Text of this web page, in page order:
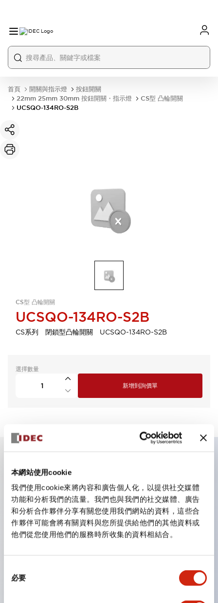
本網站使用cookie
我們使用cookie來將內容和廣告個人化，以提供社交媒體
功能和分析我們的流量。我們也與我們的社交媒體、廣告
和分析合作夥伴分享有關您使用我們網站的資料，這些合
作夥伴可能會將有關資料與您所提供給他們的其他資料或
他們從您使用他們的服務時所收集的資料相結合。
必要
首頁 開關與指示燈
按鈕開關
22mm 25mm 30mm 按鈕開關・指示燈
CS型 凸輪開關
UCSQO-134RO-S2B
CS型 凸輪開關
UCSQO-134RO-S2B
CS系列 閉鎖型凸輪開關 UCSQO-134RO-S2B
選擇數量
新增到詢價單
主要特點
CS型凸輪開關是方便用於設備的開關和切換，適用範圍廣
泛的操作開關器。
提供72種標準迴路
透過6種形式與接點模組段數的組合，可實現各種接點構
造。
配備可確認接點狀態的指示燈，並提供手柄操作型、鑰匙